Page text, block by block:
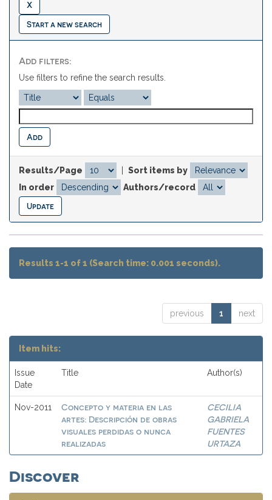
Start a new search
Add filters:
Use filters to refine the search results.
Results/Page
Sort items by
In order
Authors/record
Results 1-1 of 1 (Search time: 0.001 seconds).
previous 1 next
Item hits:
Issue
Date
Title Author(s)
Nov-2011
Concepto y materia en las
artes: Descripción de obras
visuales perdidas o nunca
realizadas
CECILIA
GABRIELA
FUENTES
URTAZA
Discover